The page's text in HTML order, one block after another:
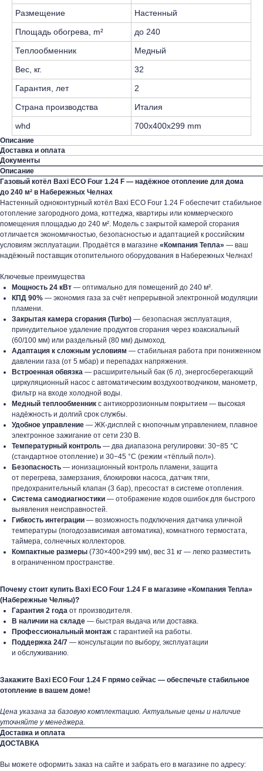
Размещение
Настенный
Площадь обогрева, m²
до 240
Теплообменник
Медный
Вес, кг.
32
Гарантия, лет
2
Страна производства
Италия
whd
700x400x299 mm
Описание
Доставка и оплата
Документы
Описание
Газовый котёл Baxi ECO Four 1.24 F — надёжное отопление для дома
до 240 м² в Набережных Челнах
Настенный одноконтурный котёл Baxi ECO Four 1.24 F обеспечит стабильное
отопление загородного дома, коттеджа, квартиры или коммерческого
помещения площадью до 240 м². Модель с закрытой камерой сгорания
отличается экономичностью, безопасностью и адаптацией к российским
условиям эксплуатации. Продаётся в магазине «Компания Тепла» — ваш
надёжный поставщик отопительного оборудования в Набережных Челнах!
Ключевые преимущества
Мощность 24 кВт — оптимально для помещений до 240 м².
КПД 90% — экономия газа за счёт непрерывной электронной модуляции
пламени.
Закрытая камера сгорания (Turbo) — безопасная эксплуатация,
принудительное удаление продуктов сгорания через коаксиальный
(60/100 мм) или раздельный (80 мм) дымоход.
Адаптация к сложным условиям — стабильная работа при пониженном
давлении газа (от 5 мбар) и перепадах напряжения.
Встроенная обвязка — расширительный бак (6 л), энергосберегающий
циркуляционный насос с автоматическим воздухоотводчиком, манометр,
фильтр на входе холодной воды.
Медный теплообменник с антикоррозионным покрытием — высокая
надёжность и долгий срок службы.
Удобное управление — ЖК‑дисплей с кнопочным управлением, плавное
электронное зажигание от сети 230 В.
Температурный контроль — два диапазона регулировки: 30−85 °C
(стандартное отопление) и 30−45 °C (режим «тёплый пол»).
Безопасность — ионизационный контроль пламени, защита
от перегрева, замерзания, блокировки насоса, датчик тяги,
предохранительный клапан (3 бар), пресостат в системе отопления.
Система самодиагностики — отображение кодов ошибок для быстрого
выявления неисправностей.
Гибкость интеграции — возможность подключения датчика уличной
температуры (погодозависимая автоматика), комнатного термостата,
таймера, солнечных коллекторов.
Компактные размеры (730×400×299 мм), вес 31 кг — легко разместить
в ограниченном пространстве.
Почему стоит купить Baxi ECO Four 1.24 F в магазине «Компания Тепла»
(Набережные Челны)?
Гарантия 2 года от производителя.
В наличии на складе — быстрая выдача или доставка.
Профессиональный монтаж с гарантией на работы.
Поддержка 24/7 — консультации по выбору, эксплуатации
и обслуживанию.
Закажите Baxi ECO Four 1.24 F прямо сейчас — обеспечьте стабильное
отопление в вашем доме!
Цена указана за базовую комплектацию. Актуальные цены и наличие
уточняйте у менеджера.
Доставка и оплата
ДОСТАВКА
Вы можете оформить заказ на сайте и забрать его в магазине по адресу: